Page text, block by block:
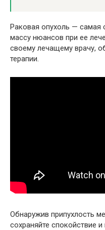
Раковая опухоль — самая
массу нюансов при ее
своему лечащему врачу,
терапии.
Обнаружив припухлость
сохраняйте спокойствие